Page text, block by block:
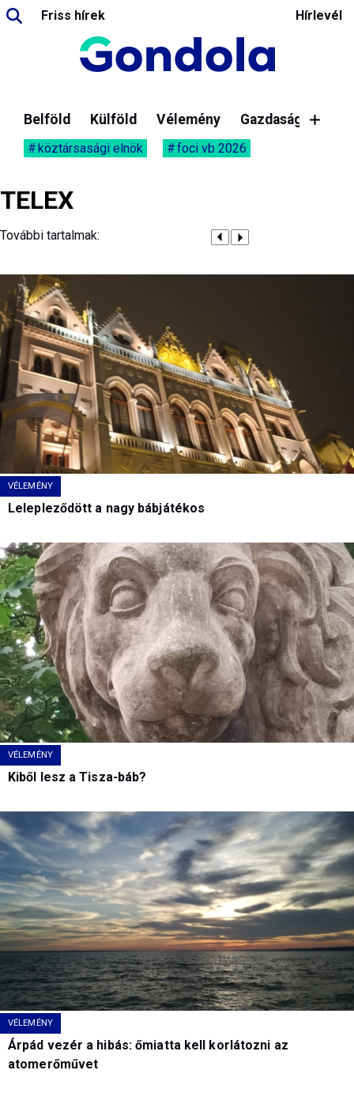
Friss hírek Hírlevél
Belföld Külföld Vélemény Gazdaság
köztársasági elnök foci vb 2026
TELEX
További tartalmak:
VÉLEMÉNY
Lelepleződött a nagy bábjátékos
VÉLEMÉNY
Kiből lesz a Tisza-báb?
VÉLEMÉNY
Árpád vezér a hibás: őmiatta kell korlátozni az
atomerőművet